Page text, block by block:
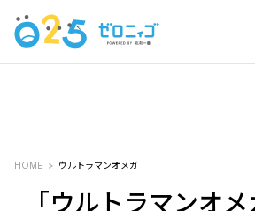
HOME ウルトラマンオメガ
「ウルトラマンオ